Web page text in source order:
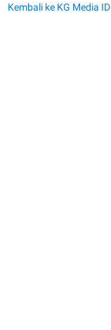
Kembali ke KG Media ID